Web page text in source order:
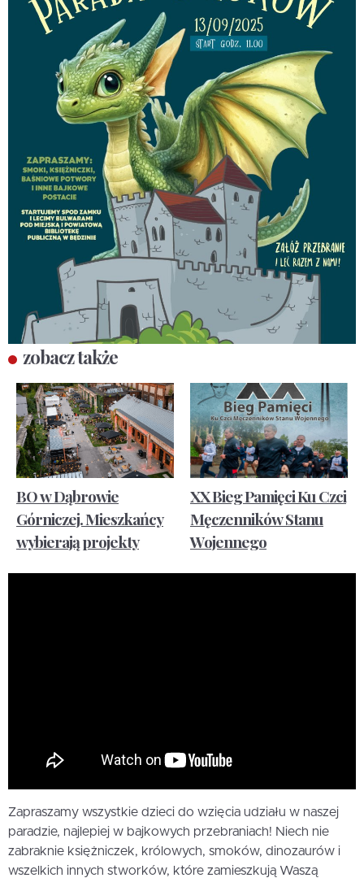
zobacz także
BO w Dąbrowie
Górniczej. Mieszkańcy
wybierają projekty
XX Bieg Pamięci Ku Czci
Męczenników Stanu
Wojennego
Zapraszamy wszystkie dzieci do wzięcia udziału w naszej
paradzie, najlepiej w bajkowych przebraniach! Niech nie
zabraknie księżniczek, królowych, smoków, dinozaurów i
wszelkich innych stworków, które zamieszkują Waszą